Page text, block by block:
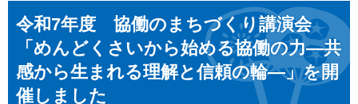
文令和7年度 協働のまちづくり講演会
「めんどくさいから始める協働の力―共
感から生まれる理解と信頼の輪―」を開
催しました